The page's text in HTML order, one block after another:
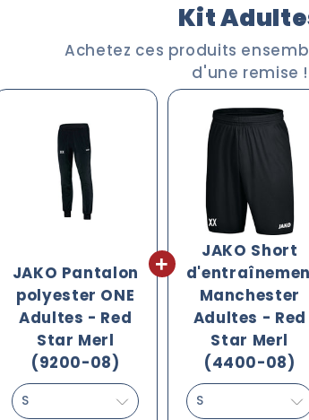
Kit
Achetez ces produits
d'une remise !
JAKO Pantalon
polyester ONE
Adultes - Red
Star Merl
(9200-08)
JAKO Short
Manchester
Adultes - Red
Star Merl
(4400-08)